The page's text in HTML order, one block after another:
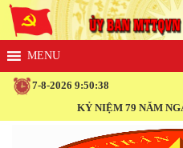
7-8-2026 9:50:38
KỶ NIỆM 79 NĂM